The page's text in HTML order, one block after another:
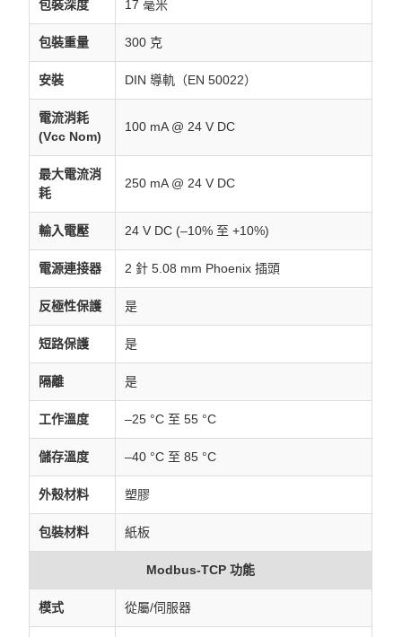
包裝深度 17 毫米
包裝重量 300 克
安裝 DIN 導軌（EN 50022）
電流消耗
(Vcc Nom)
100 mA @ 24 V DC
最大電流消
耗
250 mA @ 24 V DC
輸入電壓 24 V DC (–10% 至 +10%)
電源連接器 2 針 5.08 mm Phoenix 插頭
反極性保護 是
短路保護 是
隔離 是
工作溫度 –25 °C 至 55 °C
儲存溫度 –40 °C 至 85 °C
外殼材料 塑膠
包裝材料 紙板
Modbus-TCP 功能
模式 從屬/伺服器